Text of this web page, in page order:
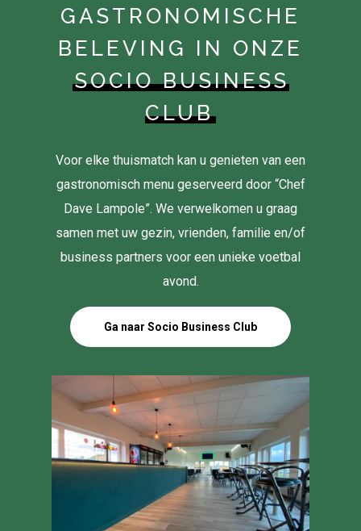
GASTRONOMISCHE
BELEVING IN ONZE
SOCIO BUSINESS
CLUB
Voor elke thuismatch kan u genieten van een
gastronomisch menu geserveerd door “Chef
Dave Lampole”. We verwelkomen u graag
samen met uw gezin, vrienden, familie en/of
business partners voor een unieke voetbal
avond.
Ga naar Socio Business Club